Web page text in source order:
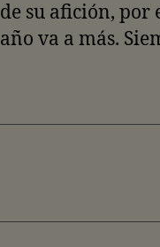
de su afición, por
año va a más.